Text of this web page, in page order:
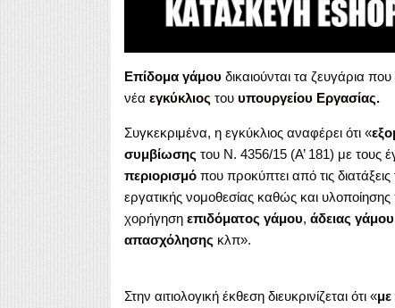
Επίδομα γάμου δικαιούνται τα ζευγάρια
νέα εγκύκλιος του υπουργείου Εργασίας.
Συγκεκριμένα, η εγκύκλιος αναφέρει ότι «
συμβίωσης του Ν. 4356/15 (Α’ 181) με τους
περιορισμόπου προκύπτει από τις
εργατικής νομοθεσίας καθώς και
χορήγηση επιδόματος γάμου, άδειας γάμου
απασχόλησης κλπ».
Στην αιτιολογική έκθεση διευκρινίζεται ότι «με